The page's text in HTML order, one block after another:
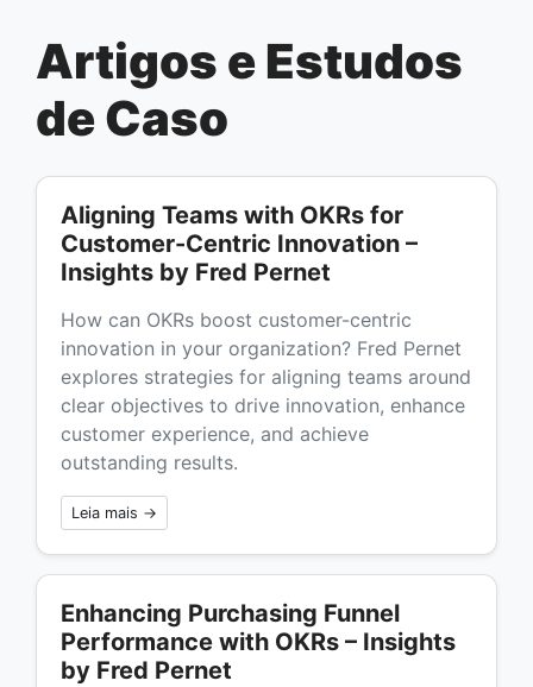
Artigos e Estudos
de Caso
Aligning Teams with OKRs for
Customer-Centric Innovation –
Insights by Fred Pernet
How can OKRs boost customer-centric
innovation in your organization? Fred Pernet
explores strategies for aligning teams around
clear objectives to drive innovation, enhance
customer experience, and achieve
outstanding results.
Leia mais →
Enhancing Purchasing Funnel
Performance with OKRs – Insights
by Fred Pernet